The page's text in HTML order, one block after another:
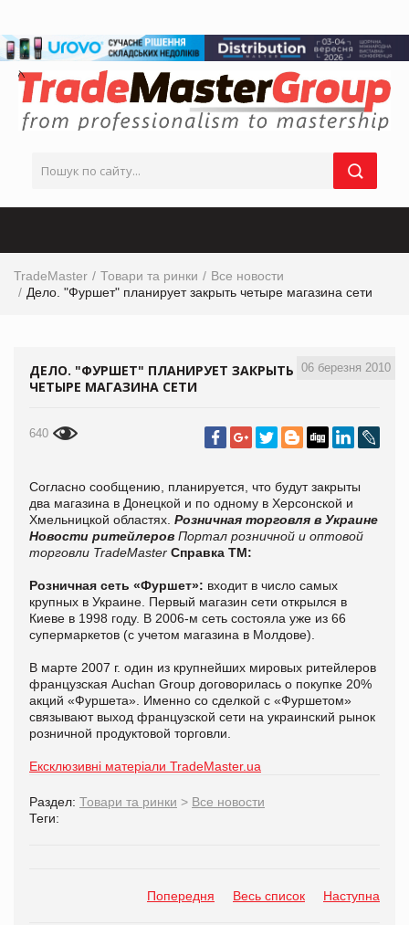
TradeMaster Товари та ринки
Все новости
Дело. "Фуршет" планирует закрыть четыре магазина сети
06 березня 2010
ДЕЛО. "ФУРШЕТ" ПЛАНИРУЕТ ЗАКРЫТЬ
ЧЕТЫРЕ МАГАЗИНА СЕТИ
640
Согласно сообщению, планируется, что будут закрыты
два магазина в Донецкой и по одному в Херсонской и
Хмельницкой областях. Розничная торговля в Украине
Новости ритейлеров Портал розничной и оптовой
торговли TradeMaster Справка ТМ:
Розничная сеть «Фуршет»: входит в число самых
крупных в Украине. Первый магазин сети открылся в
Киеве в 1998 году. В 2006-м сеть состояла уже из 66
супермаркетов (с учетом магазина в Молдове).
В марте 2007 г. один из крупнейших мировых ритейлеров
французская Auchan Group договорилась о покупке 20%
акций «Фуршета». Именно со сделкой с «Фуршетом»
связывают выход французской сети на украинский рынок
розничной продуктовой торговли.
Ексклюзивні матеріали TradeMaster.ua
Раздел: Товари та ринки > Все новости
Теги:
Попередня Весь список Наступна